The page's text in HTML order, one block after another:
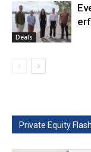
Deals
Private Equity Flash